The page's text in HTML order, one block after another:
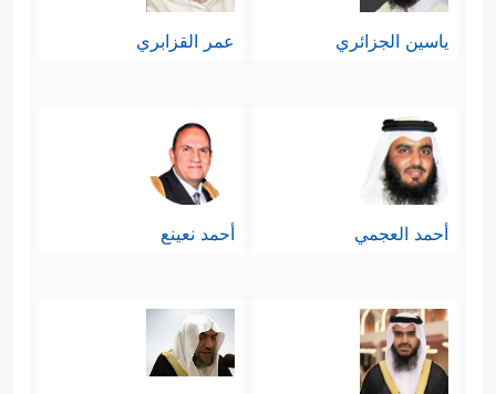
ياسين الجزائري عمر القزابري
أحمد العجمي أحمد نعينع